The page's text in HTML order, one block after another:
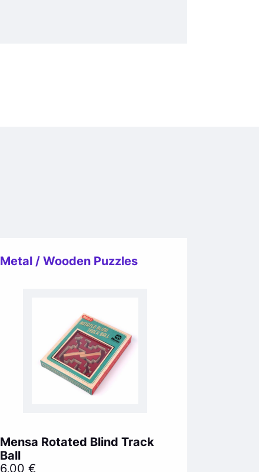
Metal / Wooden Puzzles
Mensa Rotated Blind Track
Ball
6,00€